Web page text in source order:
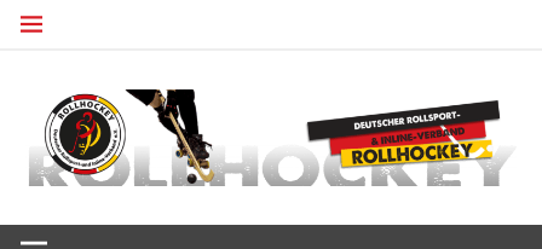
Zum